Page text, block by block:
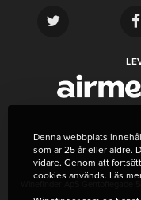
Denna webbplats
som är 25 år eller äldre.
vidare. Genom att
cookies används. Läs